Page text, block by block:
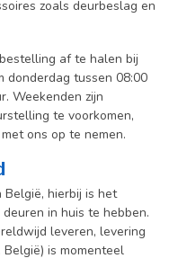
zoals deurbeslag en
af te halen bij
donderdag tussen 08:00
Weekenden zijn
te voorkomen,
ons op te nemen.
hierbij is het
in huis te hebben.
leveren, levering
is momenteel